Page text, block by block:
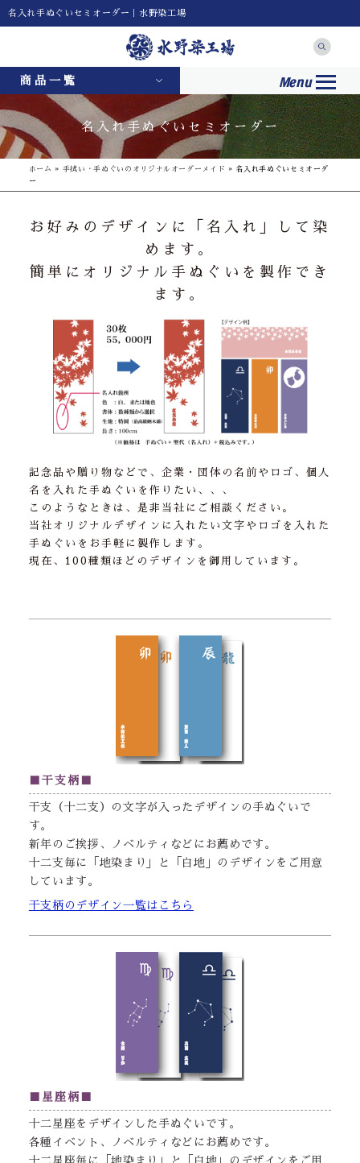
名入れ手ぬぐいセミオーダー｜水野染工場
商品一覧 Menu
名入れ手ぬぐいセミオーダー
ホーム » 手拭い・手ぬぐいのオリジナルオーダーメイド » 名入れ手ぬぐいセミオーダ
ー
お好みのデザインに「名入れ」して染
めます。
簡単にオリジナル手ぬぐいを製作でき
ます。
記念品や贈り物などで、企業・団体の名前やロゴ、個人
名を入れた手ぬぐいを作りたい、、、
このようなときは、是非当社にご相談ください。
当社オリジナルデザインに入れたい文字やロゴを入れた
手ぬぐいをお手軽に製作します。
現在、100種類ほどのデザインを御用しています。
■干支柄■
干支（十二支）の文字が入ったデザインの手ぬぐいで
す。
新年のご挨拶、ノベルティなどにお薦めです。
十二支毎に「地染まり」と「白地」のデザインをご用意
しています。
干支柄のデザイン一覧はこちら
■星座柄■
十二星座をデザインした手ぬぐいです。
各種イベント、ノベルティなどにお薦めです。
十二星座毎に「地染まり」と「白地」のデザインをご用